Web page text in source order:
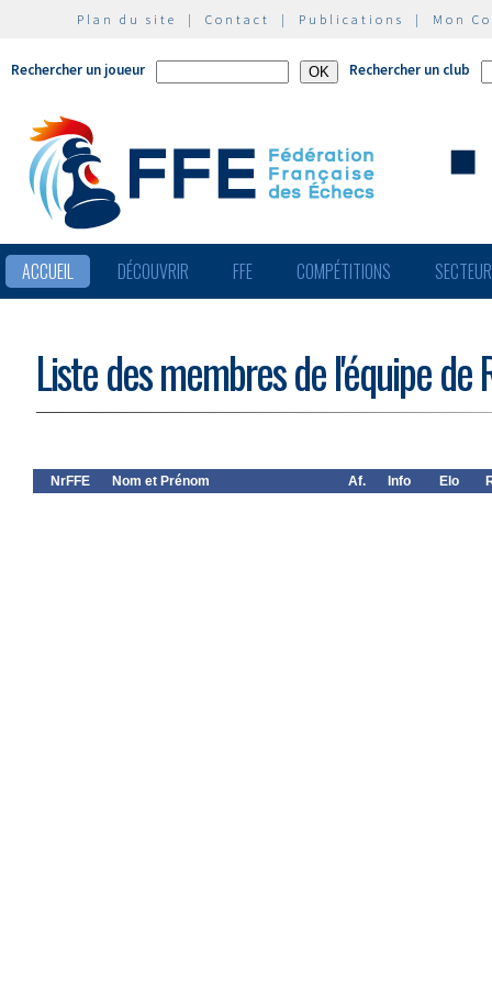
Plan du site | Contact | Publications | Mon
Rechercher un joueur Rechercher un club
ACCUEIL DÉCOUVRIR FFE COMPÉTITIONS
Liste des membres de l'équipe
NrFFE Nom et Prénom Af. Info Elo